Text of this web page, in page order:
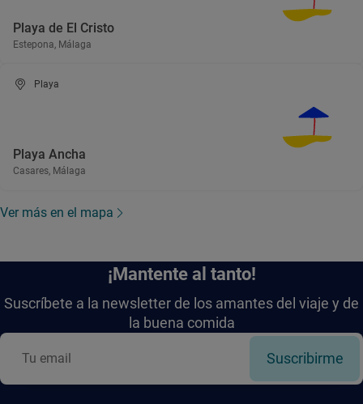
Playa de El Cristo
Estepona, Málaga
Playa
Playa Ancha
Casares, Málaga
Ver más en el mapa
¡Mantente al tanto!
Suscríbete a la newsletter de los amantes del viaje y de
la buena comida
Suscribirme